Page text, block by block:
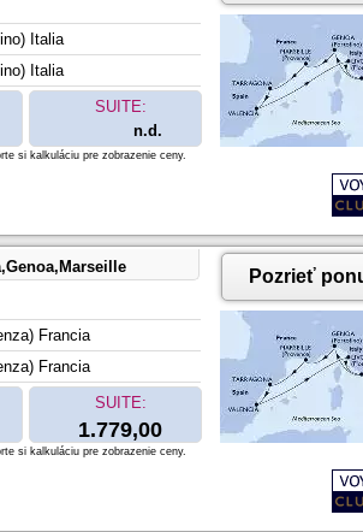
Italia
Italia
SUITE:
n.d.
si kalkuláciu pre zobrazenie ceny.
Francia
Francia
SUITE:
1.779,00
Pozrieť
si kalkuláciu pre zobrazenie ceny.